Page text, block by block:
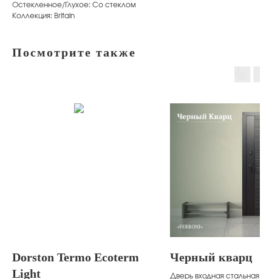
Остекленное/Глухое: Со стеклом
Коллекция: Britain
Посмотрите также
Dorston Termo Ecoterm
Light
Черный кварц
Дверь входная стальная